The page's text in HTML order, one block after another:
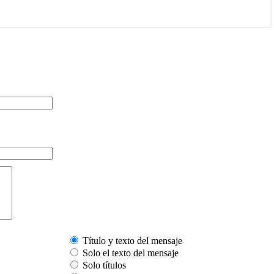
Título y texto del mensaje
Solo el texto del mensaje
Solo títulos